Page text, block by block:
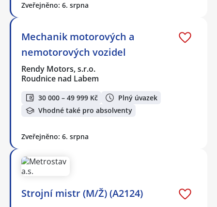
Zveřejněno: 6. srpna
Mechanik motorových a
nemotorových vozidel
Rendy Motors, s.r.o.
Roudnice nad Labem
30 000 – 49 999 Kč
Plný úvazek
Vhodné také pro absolventy
Zveřejněno: 6. srpna
Strojní mistr (M/Ž) (A2124)